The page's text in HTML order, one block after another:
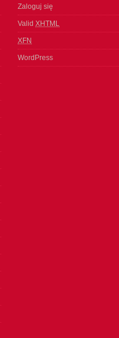
Zaloguj się
Valid XHTML
XFN
WordPress